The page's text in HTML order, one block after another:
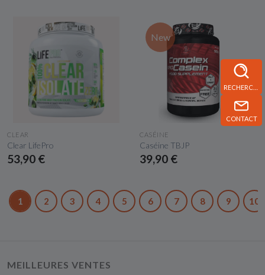
CONTACT
CLEAR
Clear LifePro
53,90 €
New
APERÇU RAPIDE
CASÉINE
Caséine TBJP
39,90 €
1 2 3 4 5 6 7 8 9 10
MEILLEURES VENTES